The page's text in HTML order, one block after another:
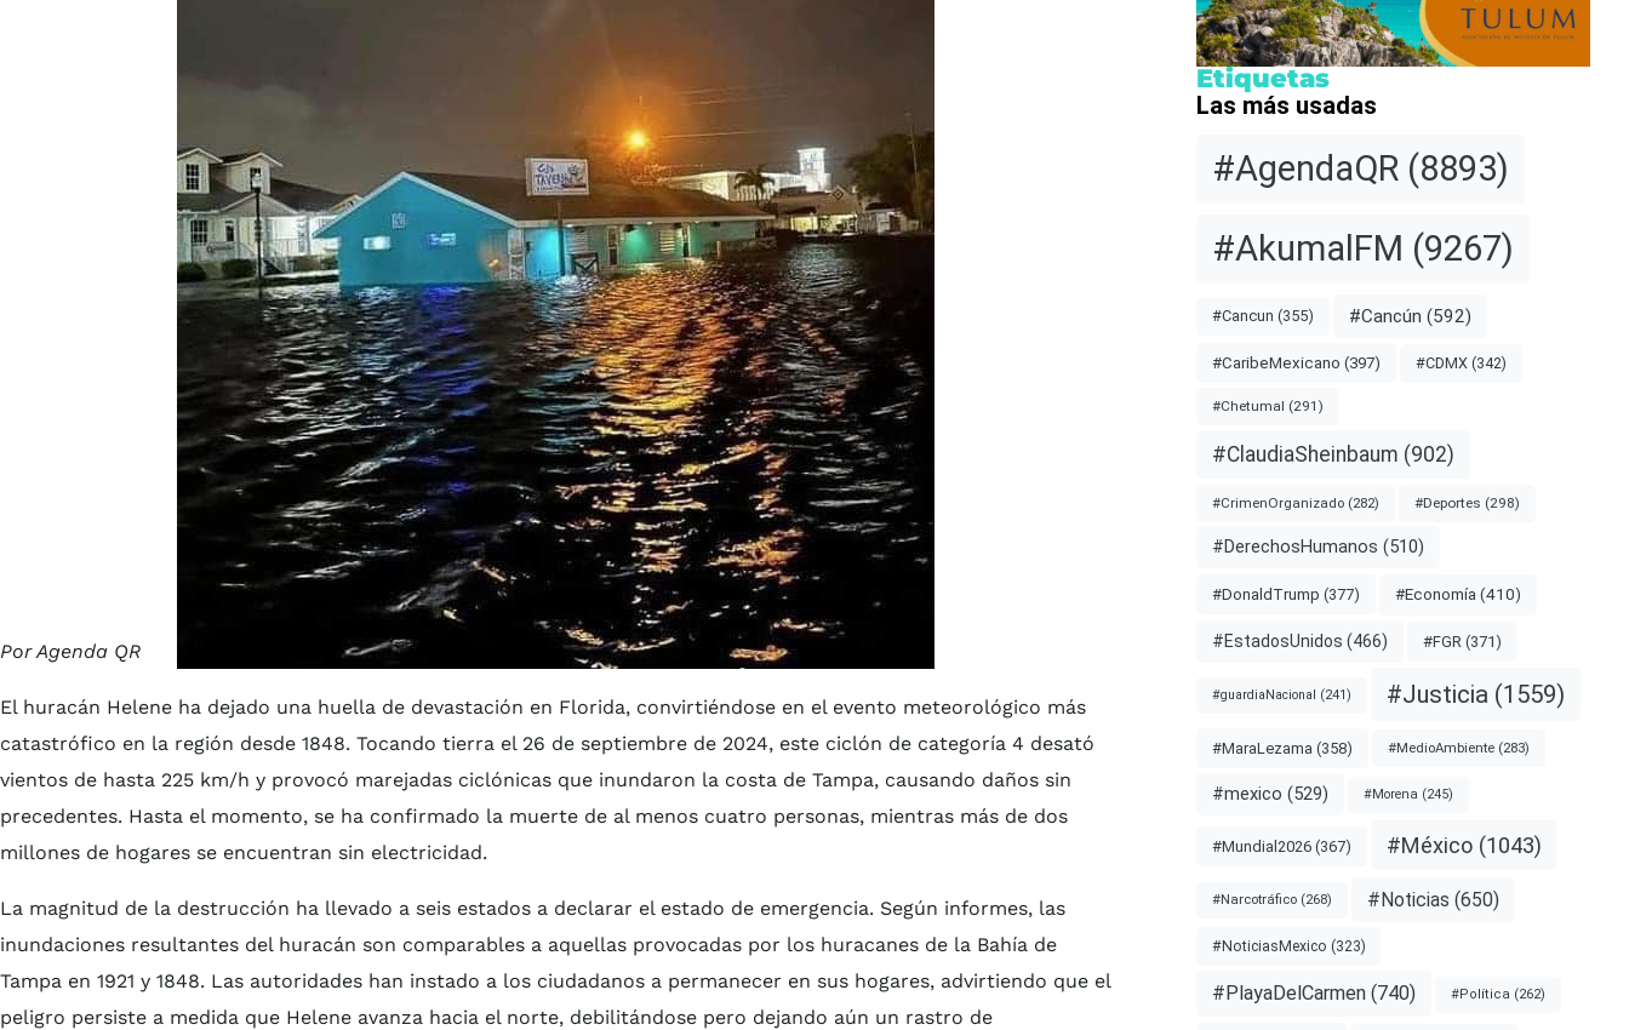
Por Agenda QR
El huracán Helene ha dejado una huella de devastación en Florida, convirtiéndose en el evento meteorológico más
catastrófico en la región desde 1848. Tocando tierra el 26 de septiembre de 2024, este ciclón de categoría 4 desató
vientos de hasta 225 km/h y provocó marejadas ciclónicas que inundaron la costa de Tampa, causando daños sin
precedentes. Hasta el momento, se ha confirmado la muerte de al menos cuatro personas, mientras más de dos
millones de hogares se encuentran sin electricidad.
La magnitud de la destrucción ha llevado a seis estados a declarar el estado de emergencia. Según informes, las
inundaciones resultantes del huracán son comparables a aquellas provocadas por los huracanes de la Bahía de
Tampa en 1921 y 1848. Las autoridades han instado a los ciudadanos a permanecer en sus hogares, advirtiendo que el
peligro persiste a medida que Helene avanza hacia el norte, debilitándose pero dejando aún un rastro de
Etiquetas
Las más usadas
#AgendaQR(8893)
#AkumalFM (9267)
#Cancun (355) #Cancún (592)
#CaribeMexicano (397) #CDMX(342)
#Chetumal (291)
#ClaudiaSheinbaum (902)
#CrimenOrganizado(282) #Deportes (298)
#DerechosHumanos (510)
#DonaldTrump (377) #Economía (410)
#EstadosUnidos (466) #FGR (371)
#guardiaNacional (241) #Justicia (1559)
#MaraLezama (358) #MedioAmbiente(283)
#mexico (529) #Morena (245)
#Mundial2026(367) #México(1043)
#Narcotráfico(268) #Noticias (650)
#NoticiasMexico (323)
#PlayaDelCarmen(740) #Política (262)